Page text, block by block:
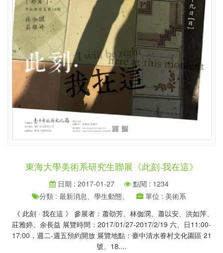
東海大學美術系研究生聯展《此刻‧我在這》
日期 : 2017-01-27
點閱 : 1234
分類 : 最新消息、學生動態、
單位 : 美術系
《 此刻 · 我在這 》 參展者：蕭劭芳、林侞潣、蕭以安、洪如萍、
莊雅婷、余長益 展覽時間：2017/01/27-2017/2/19 六、日11:00-
17:00，週二-週五預約開放 展覽地點：臺中清水眷村文化園區 21
號、18....